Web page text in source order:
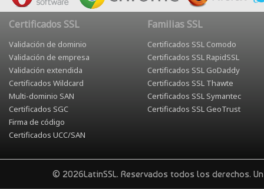
Certificados SSL
Validación de dominio
Validación de empresa
Validación extendida
Certificados Wildcard
Multi-dominio SAN
Certificados SGC
Firma de código
Certificados UCC/SAN
Familias SSL
Certificados SSL Comodo
Certificados SSL RapidSSL
Certificados SSL GoDaddy
Certificados SSL Thawte
Certificados SSL Symantec
Certificados SSL GeoTrust
© 2026LatinSSL. Reservados todos los derechos.